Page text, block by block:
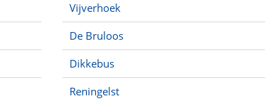
Vijverhoek
De Bruloos
Dikkebus
Reningelst